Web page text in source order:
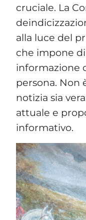
cruciale. La
alla luce del
che impone
informazione
persona. Non
notizia sia
attuale e
informativo.